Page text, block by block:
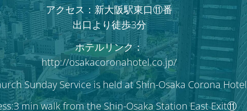
アクセス：新大阪駅東口⑪番
出口より徒歩3分
ホテルリンク：
http://osakacoronahotel.co.jp/
Sunday Service is held at Shin-Osaka Corona Hotel
min walk from the Shin-Osaka Station East Exit⑪